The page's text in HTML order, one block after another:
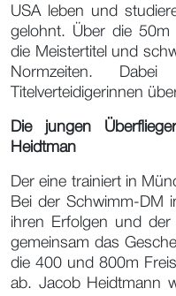
USA leben und
gelohnt. Über die
die Meistertitel und
Normzeiten.
Titelverteidigerinnen
Die jungen
Heidtman
Der eine trainiert in
Bei der Schwimm-DM
ihren Erfolgen und der
gemeinsam das
die 400 und 800m
ab. Jacob Heidtmann